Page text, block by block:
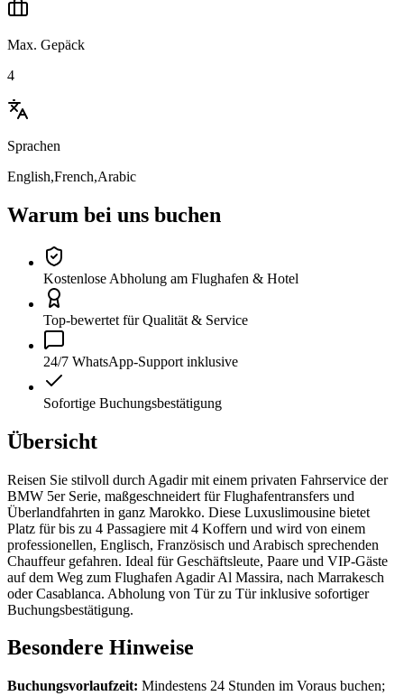
Max. Gepäck
4
Sprachen
English,French,Arabic
Warum bei uns buchen
Kostenlose Abholung am Flughafen & Hotel
Top-bewertet für Qualität & Service
24/7 WhatsApp-Support inklusive
Sofortige Buchungsbestätigung
Übersicht
Reisen Sie stilvoll durch Agadir mit einem privaten Fahrservice der
BMW 5er Serie, maßgeschneidert für Flughafentransfers und
Überlandfahrten in ganz Marokko. Diese Luxuslimousine bietet
Platz für bis zu 4 Passagiere mit 4 Koffern und wird von einem
professionellen, Englisch, Französisch und Arabisch sprechenden
Chauffeur gefahren. Ideal für Geschäftsleute, Paare und VIP-Gäste
auf dem Weg zum Flughafen Agadir Al Massira, nach Marrakesch
oder Casablanca. Abholung von Tür zu Tür inklusive sofortiger
Buchungsbestätigung.
Besondere Hinweise
Buchungsvorlaufzeit: Mindestens 24 Stunden im Voraus buchen;